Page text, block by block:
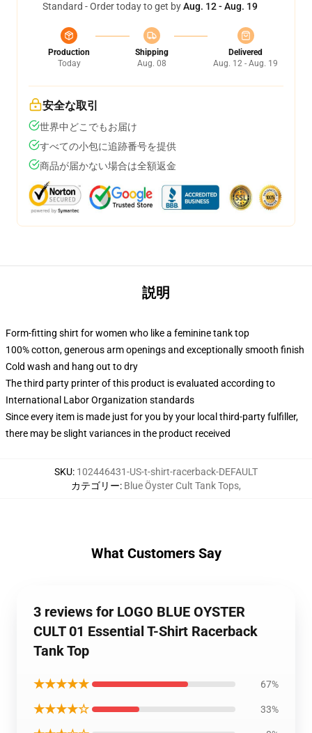
Standard - Order today to get byAug. 12 - Aug. 19
Production
Today
Shipping
Aug. 08
Delivered
Aug. 12 - Aug. 19
安全な取引
世界中どこでもお届け
すべての小包に追跡番号を提供
商品が届かない場合は全額返金
説明
Form-fitting shirt for women who like a feminine tank top
100% cotton, generous arm openings and exceptionally smooth finish
Cold wash and hang out to dry
The third party printer of this product is evaluated according to
International Labor Organization standards
Since every item is made just for you by your local third-party fulfiller,
there may be slight variances in the product received
SKU: 102446431-US-t-shirt-racerback-DEFAULT
カテゴリー: Blue Öyster Cult Tank Tops,
What Customers Say
3 reviews for LOGO BLUE OYSTER
CULT 01 Essential T-Shirt Racerback
Tank Top
★★★★★ 67%
★★★★☆ 33%